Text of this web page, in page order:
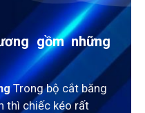
gồm những
Trong bộ cắt băng
thì chiếc kéo rất